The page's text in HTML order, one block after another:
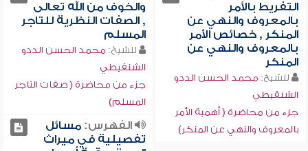
التفريط بالأمر
بالمعروف والنهي عن
المنكر , خصائص الأمر
بالمعروف والنهي عن
المنكر
للشيخ: محمد الحسن الددو
الشنقيطي
جزء من محاضرة ( أهمية الأمر
بالمعروف والنهي عن المنكر)
والخوف من الله تعالى
, الصفات النظرية للتاجر
المسلم
للشيخ: محمد الحسن الددو
الشنقيطي
جزء من محاضرة ( صفات التاجر
المسلم)
الفهرس:مسائل
تفصيلية في ميراث